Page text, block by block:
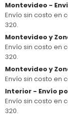
Montevideo -
Envío sin costo en
320.
Montevideo y
Envío sin costo en
320.
Montevideo y
Envío sin costo en
Interior - Envío
Envío sin costo en
320.